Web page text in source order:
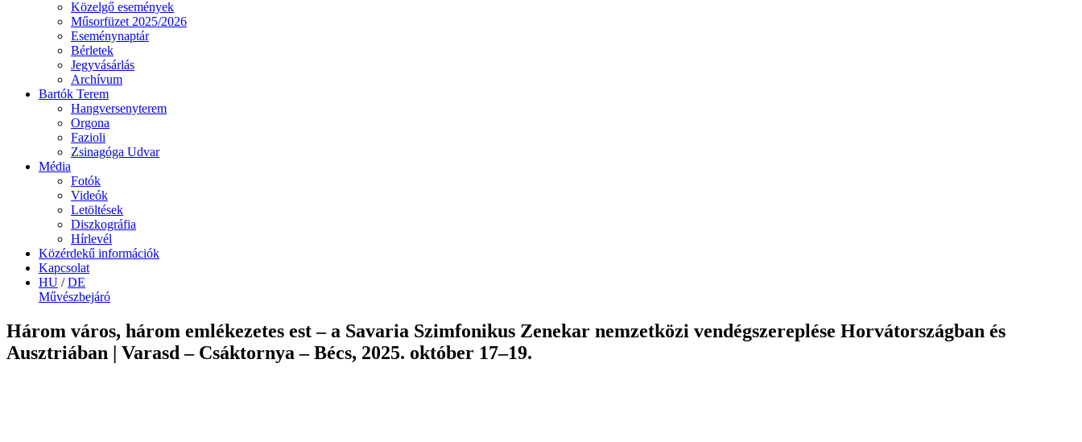
Közelgő események
Műsorfüzet 2025/2026
Eseménynaptár
Bérletek
Jegyvásárlás
Archívum
Bartók Terem
Hangversenyterem
Orgona
Fazioli
Zsinagóga Udvar
Média
Fotók
Videók
Letöltések
Diszkográfia
Hírlevél
Közérdekű információk
Kapcsolat
HU / DE
Művészbejáró
Három város, három emlékezetes est – a Savaria Szimfonikus Zenekar nemzetközi vendégszereplése Horvátországban és
Ausztriában | Varasd – Csáktornya – Bécs, 2025. október 17–19.